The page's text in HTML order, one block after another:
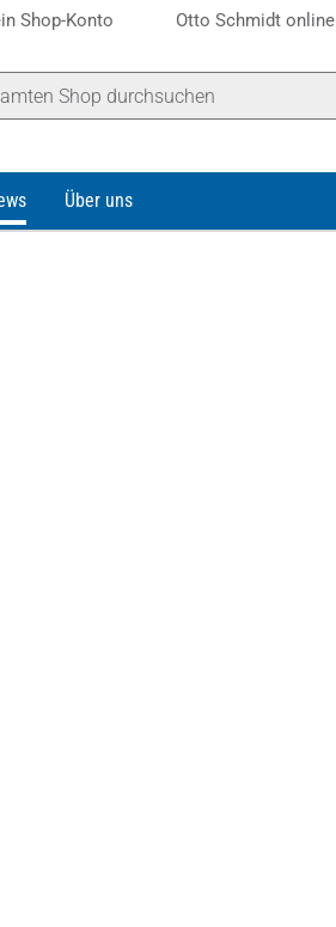
Shop-Konto Otto Schmidt online
Über uns